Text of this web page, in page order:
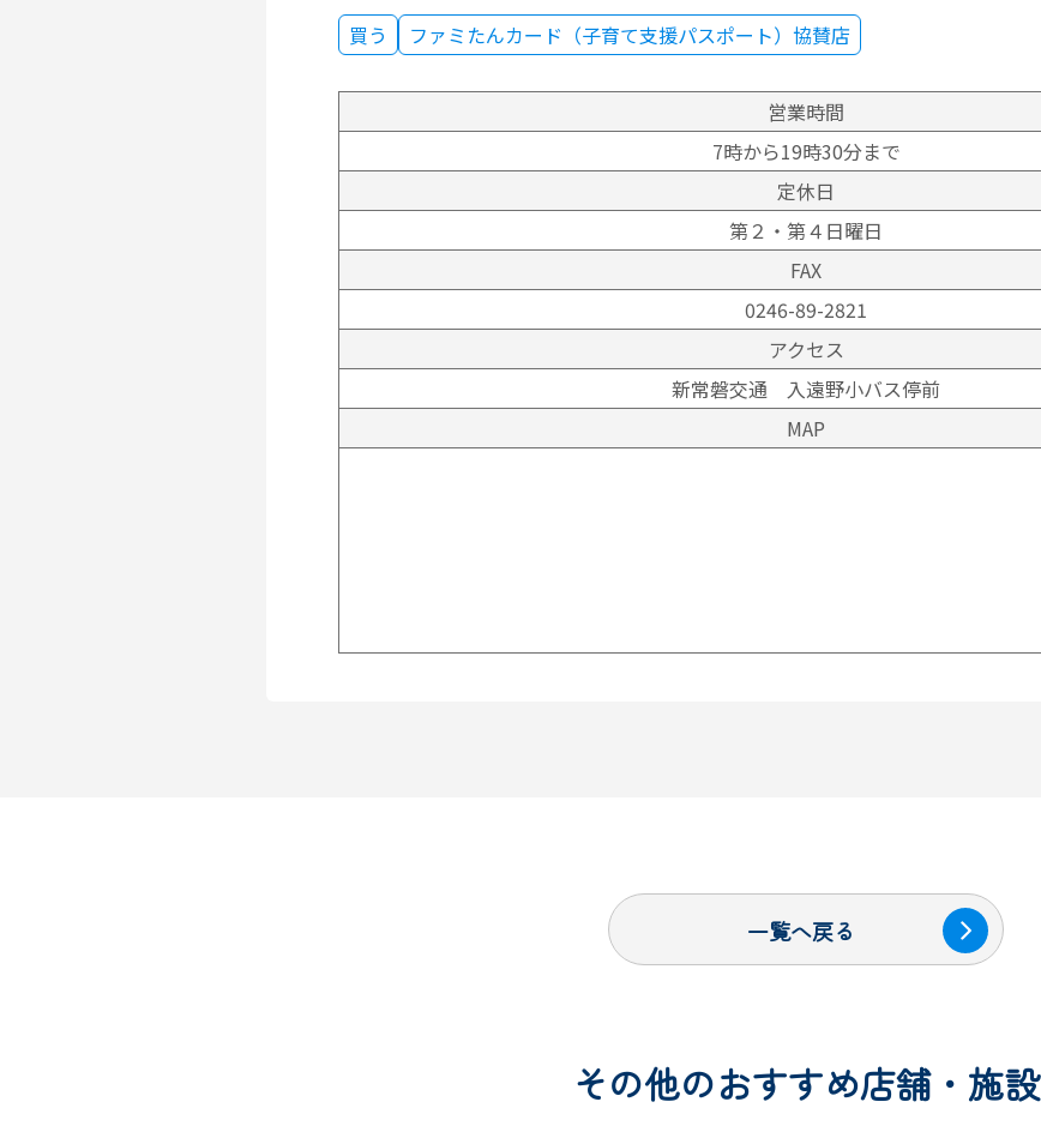
買う ファミたんカード（子育て支援パスポート）協賛店
営業時間
7時から19時30分まで
定休日
第２・第４日曜日
FAX
0246-89-2821
アクセス
新常磐交通 入遠野小バス停前
MAP
一覧へ戻る
その他のおすすめ店舗・施設